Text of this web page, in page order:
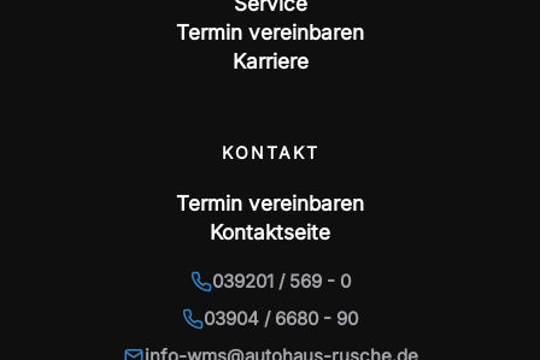
Termin vereinbaren
Karriere
KONTAKT
Termin vereinbaren
Kontaktseite
039201 / 569 - 0
03904 / 6680 - 90